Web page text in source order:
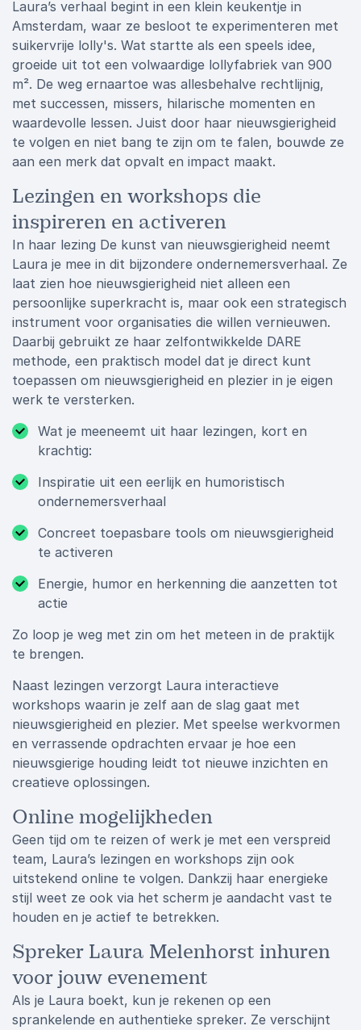
Laura’s verhaal begint in een klein keukentje in
Amsterdam, waar ze besloot te experimenteren met
suikervrije lolly's. Wat startte als een speels idee,
groeide uit tot een volwaardige lollyfabriek van 900
m². De weg ernaartoe was allesbehalve rechtlijnig,
met successen, missers, hilarische momenten en
waardevolle lessen. Juist door haar nieuwsgierigheid
te volgen en niet bang te zijn om te falen, bouwde ze
aan een merk dat opvalt en impact maakt.
Lezingen en workshops die
inspireren en activeren
In haar lezing De kunst van nieuwsgierigheid neemt
Laura je mee in dit bijzondere ondernemersverhaal. Ze
laat zien hoe nieuwsgierigheid niet alleen een
persoonlijke superkracht is, maar ook een strategisch
instrument voor organisaties die willen vernieuwen.
Daarbij gebruikt ze haar zelfontwikkelde DARE
methode, een praktisch model dat je direct kunt
toepassen om nieuwsgierigheid en plezier in je eigen
werk te versterken.
Wat je meeneemt uit haar lezingen, kort en
krachtig:
Inspiratie uit een eerlijk en humoristisch
ondernemersverhaal
Concreet toepasbare tools om nieuwsgierigheid
te activeren
Energie, humor en herkenning die aanzetten tot
actie
Zo loop je weg met zin om het meteen in de praktijk
te brengen.
Naast lezingen verzorgt Laura interactieve
workshops waarin je zelf aan de slag gaat met
nieuwsgierigheid en plezier. Met speelse werkvormen
en verrassende opdrachten ervaar je hoe een
nieuwsgierige houding leidt tot nieuwe inzichten en
creatieve oplossingen.
Online mogelijkheden
Geen tijd om te reizen of werk je met een verspreid
team, Laura’s lezingen en workshops zijn ook
uitstekend online te volgen. Dankzij haar energieke
stijl weet ze ook via het scherm je aandacht vast te
houden en je actief te betrekken.
Spreker Laura Melenhorst inhuren
voor jouw evenement
Als je Laura boekt, kun je rekenen op een
sprankelende en authentieke spreker. Ze verschijnt